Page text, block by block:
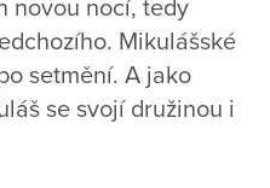
novou nocí, tedy
Mikulášské
setmění. A jako
se svojí družinou i